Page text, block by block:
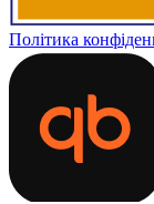
Політика